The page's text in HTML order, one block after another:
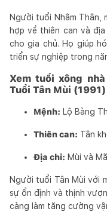
Người tuổi Nhâm Thân,
hợp về thiên can và
cho gia chủ. Họ giúp
triển sự nghiệp trong
Xem tuổi xông
Tuổi Tân Mùi (1991)
Mệnh: Lộ Bàng
Thiên can: Tân
Địa chi: Mùi và
Người tuổi Tân Mùi với
sự ổn định và thịnh
càng làm tăng cường